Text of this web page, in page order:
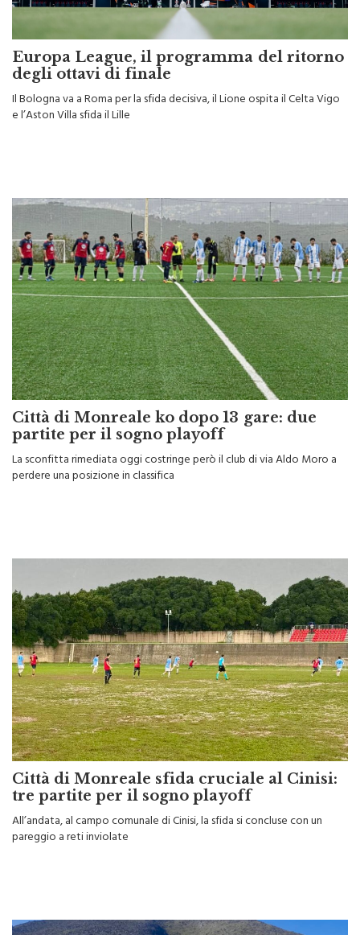
Europa League, il programma del ritorno
degli ottavi di finale
Il Bologna va a Roma per la sfida decisiva, il Lione ospita il Celta Vigo
Città di Monreale ko dopo 13 gare: due
partite per il sogno playoff
La sconfitta rimediata oggi costringe però il club di via Aldo Moro a
Città di Monreale sfida cruciale al Cinisi:
tre partite per il sogno playoff
All’andata, al campo comunale di Cinisi, la sfida si concluse con un